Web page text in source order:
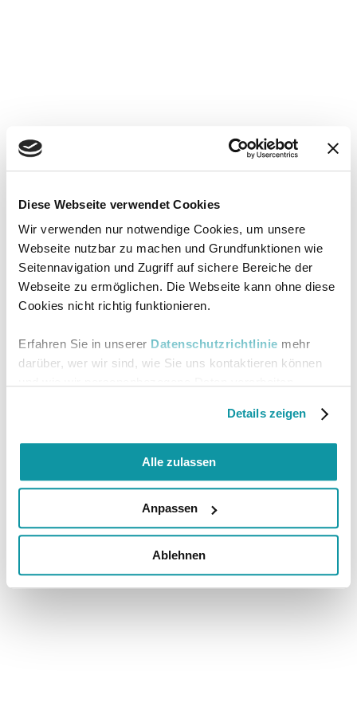
Diese Webseite verwendet Cookies
Wir verwenden nur notwendige Cookies, um unsere
Webseite nutzbar zu machen und Grundfunktionen wie
Seitennavigation und Zugriff auf sichere Bereiche der
Webseite zu ermöglichen. Die Webseite kann ohne diese
Cookies nicht richtig funktionieren.
Erfahren Sie in unserer Datenschutzrichtlinie mehr
darüber, wer wir sind, wie Sie uns kontaktieren können
Details zeigen
Alle zulassen
Anpassen
Ablehnen